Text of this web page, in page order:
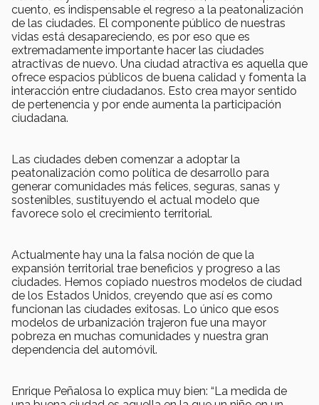
cuento, es indispensable el regreso a la peatonalización
de las ciudades. El componente público de nuestras
vidas está desapareciendo, es por eso que es
extremadamente importante hacer las ciudades
atractivas de nuevo. Una ciudad atractiva es aquella que
ofrece espacios públicos de buena calidad y fomenta la
interacción entre ciudadanos. Esto crea mayor sentido
de pertenencia y por ende aumenta la participación
ciudadana.
Las ciudades deben comenzar a adoptar la
peatonalización como política de desarrollo para
generar comunidades más felices, seguras, sanas y
sostenibles, sustituyendo el actual modelo que
favorece solo el crecimiento territorial.
Actualmente hay una la falsa noción de que la
expansión territorial trae beneficios y progreso a las
ciudades. Hemos copiado nuestros modelos de ciudad
de los Estados Unidos, creyendo que así es como
funcionan las ciudades exitosas. Lo único que esos
modelos de urbanización trajeron fue una mayor
pobreza en muchas comunidades y nuestra gran
dependencia del automóvil.
Enrique Peñalosa lo explica muy bien: “La medida de